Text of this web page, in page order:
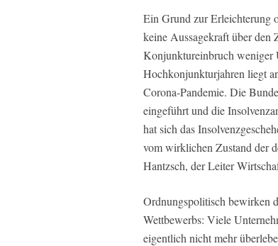
Ein Grund zur Erleichterung
keine Aussagekraft über den
Konjunktureinbruch weniger
Hochkonjunkturjahren liegt
Corona-Pandemie. Die
eingeführt und die
hat sich das
vom wirklichen Zustand der
Hantzsch, der Leiter
Ordnungspolitisch bewirken
Wettbewerbs: Viele
eigentlich nicht mehr